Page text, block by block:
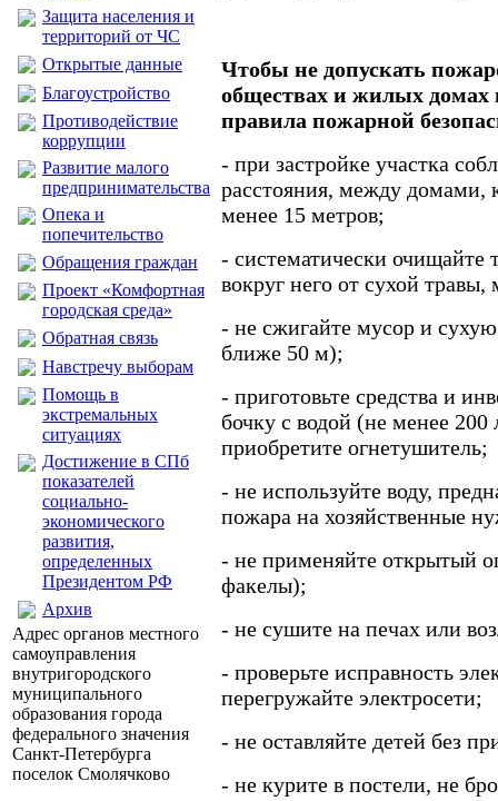
Защита населения и
территорий от ЧС
Открытые данные
Благоустройство
Противодействие
коррупции
Развитие малого
предпринимательства
Опека и
попечительство
Обращения граждан
Проект «Комфортная
городская среда»
Обратная связь
Навстречу выборам
Помощь в
экстремальных
ситуациях
Достижение в СПб
показателей
социально-
экономического
развития,
определенных
Президентом РФ
Архив
Адрес органов местного
самоуправления
внутригородского
муниципального
образования города
федерального значения
Санкт-Петербурга
поселок Смолячково
Чтобы не допускать
обществах и жилых домах
правила пожарной
- при застройке участка
расстояния, между домами,
менее 15 метров;
- систематически очищайте
вокруг него от сухой
- не сжигайте мусор и
ближе 50 м);
- приготовьте средства и
бочку с водой (не менее 200
приобретите огнетушитель;
- не используйте воду,
пожара на хозяйственные
- не применяйте открытый
факелы);
- не сушите на печах или
- проверьте исправность
перегружайте электросети;
- не оставляйте детей без
- не курите в постели, не